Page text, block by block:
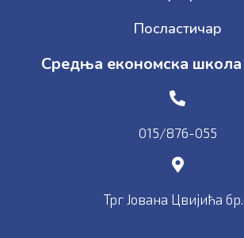
Посластичар
Средња економска
015/876-055
Трг Јована Цвијића